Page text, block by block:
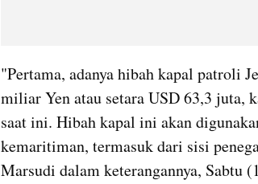
"Pertama, adanya hibah kapal patroli
miliar Yen atau setara USD 63,3 juta,
saat ini. Hibah kapal ini akan
kemaritiman, termasuk dari sisi
Marsudi dalam keterangannya, Sabtu